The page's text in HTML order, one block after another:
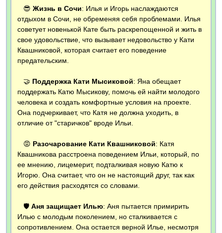
😎 Жизнь в Сочи: Илья и Игорь наслаждаются
отдыхом в Сочи, не обременяя себя проблемами. Илья
советует новенькой Кате быть раскрепощенной и жить в
свое удовольствие, что вызывает недовольство у Кати
Квашниковой, которая считает его поведение
предательским.
🤝 Поддержка Кати Мысиковой: Яна обещает
поддержать Катю Мысикову, помочь ей найти молодого
человека и создать комфортные условия на проекте.
Она подчеркивает, что Катя не должна уходить, в
отличие от "старичков" вроде Ильи.
😡 Разочарование Кати Квашниковой: Катя
Квашникова расстроена поведением Ильи, который, по
ее мнению, лицемерит, подталкивая новую Катю к
Игорю. Она считает, что он не настоящий друг, так как
его действия расходятся со словами.
🛡️ Аня защищает Илью: Аня пытается примирить
Илью с молодым поколением, но сталкивается с
сопротивлением. Она остается верной Илье, несмотря